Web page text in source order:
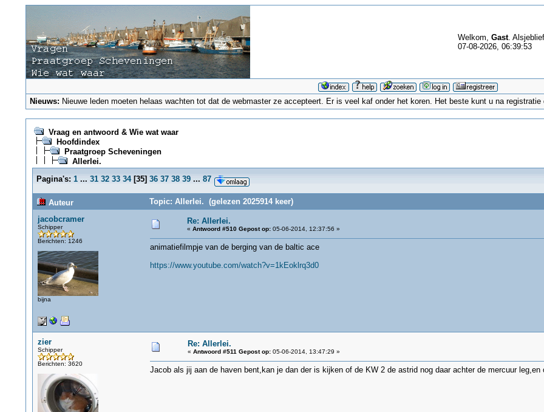
Welkom, Gast.
07-08-2026, 06:39:53
Nieuws: Nieuwe leden moeten helaas wachten tot dat de webmaster ze accepteert. Er is veel kaf onder het koren. Het beste kunt u na
Vraag en antwoord & Wie wat waar
Hoofdindex
Praatgroep Scheveningen
Allerlei.
Pagina's: 1 ... 31 32 33 34[35] 36 37 38 39 ... 87
Auteur
Topic: Allerlei. (gelezen 2025914 keer)
jacobcramer
Schipper
Berichten: 1246
bijna
Re: Allerlei.
« Antwoord #510 Gepost op:05-06-2014, 12:37:56 »
animatiefilmpje van de berging van de baltic ace
https://www.youtube.com/watch?v=1kEoklrq3d0
zier
Schipper
Berichten: 3620
Re: Allerlei.
« Antwoord #511 Gepost op:05-06-2014, 13:47:29 »
Jacob als jij aan de haven bent,kan je dan der is kijken of de KW 2 de astrid nog daar achter de mercuur